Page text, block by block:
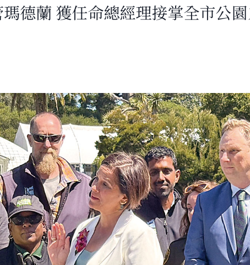
德蘭 獲任命總經理接掌全市公